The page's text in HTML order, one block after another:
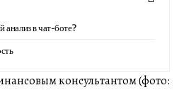
анализ в чат-боте?
консультантом (фото: